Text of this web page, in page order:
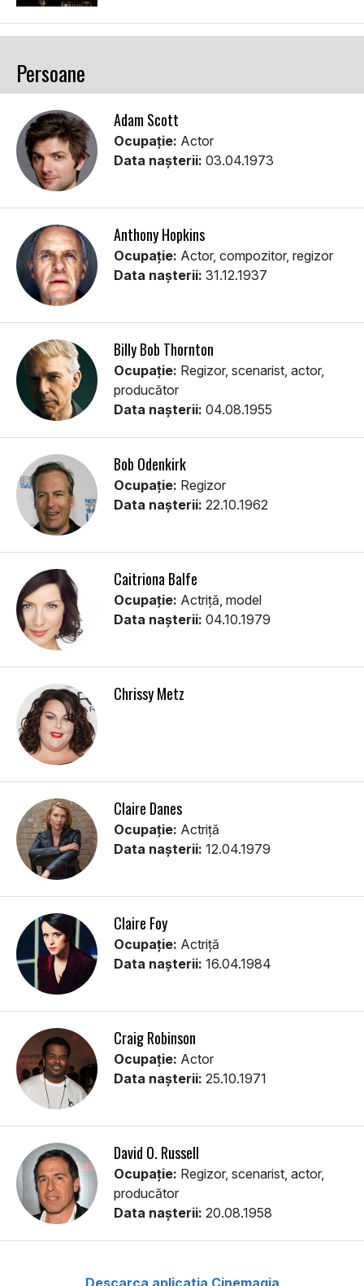
Persoane
Adam Scott
Ocupație: Actor
Data nașterii: 03.04.1973
Anthony Hopkins
Ocupație: Actor, compozitor, regizor
Data nașterii: 31.12.1937
Billy Bob Thornton
Ocupație: Regizor, scenarist, actor,
producător
Data nașterii: 04.08.1955
Bob Odenkirk
Ocupație: Regizor
Data nașterii: 22.10.1962
Caitriona Balfe
Ocupație: Actriță, model
Data nașterii: 04.10.1979
Chrissy Metz
Claire Danes
Ocupație: Actriță
Data nașterii: 12.04.1979
Claire Foy
Ocupație: Actriță
Data nașterii: 16.04.1984
Craig Robinson
Ocupație: Actor
Data nașterii: 25.10.1971
David O. Russell
Ocupație: Regizor, scenarist, actor,
producător
Data nașterii: 20.08.1958
Descarca aplicatia Cinemagia